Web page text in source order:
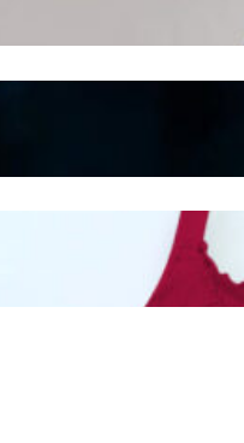
Kepribadian
Dari Warna Bra